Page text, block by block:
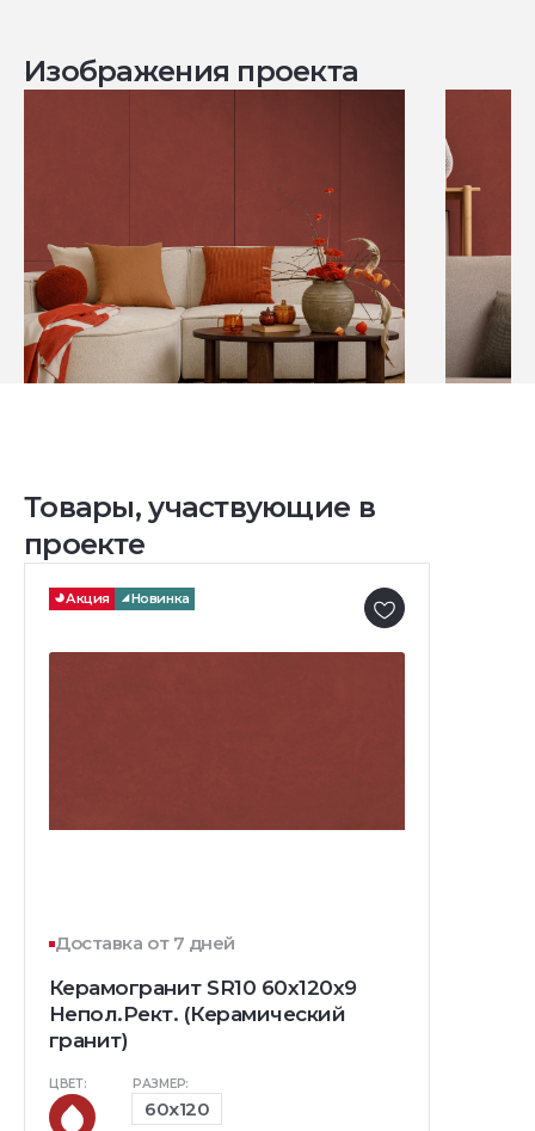
Изображения проекта
Товары, участвующие в
проекте
Акция Новинка
Доставка от 7 дней
Керамогранит SR10 60x120x9
Непол.Рект. (Керамический
гранит)
ЦВЕТ: РАЗМЕР:
60x120